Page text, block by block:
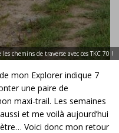
chemins de traverse avec ces TKC 70 !
mon Explorer indique 7
une paire de
maxi-trail. Les semaines
et me voilà aujourd’hui
Voici donc mon retour